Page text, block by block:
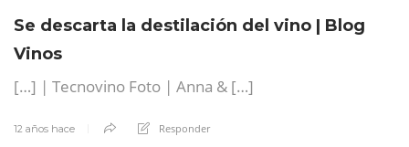
Se descarta la destilación del vino | Blog
Vinos
[…] | Tecnovino Foto | Anna & […]
12 años hace Responder